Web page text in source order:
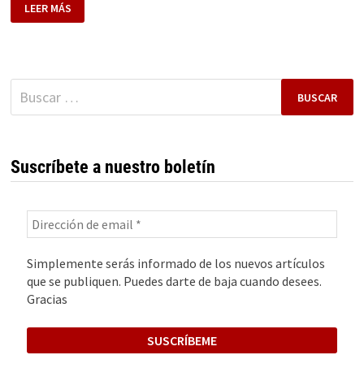
CASA
DE
DE
ÉXITO
EMPRENDEDOR
LEER MÁS
Buscar:
Suscríbete a nuestro boletín
Simplemente serás informado de los nuevos artículos
que se publiquen. Puedes darte de baja cuando desees.
Gracias